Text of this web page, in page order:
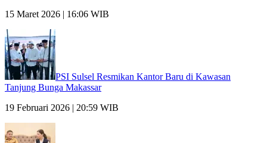
15 Maret 2026 | 16:06 WIB
PSI Sulsel Resmikan Kantor Baru di Kawasan
Tanjung Bunga Makassar
19 Februari 2026 | 20:59 WIB